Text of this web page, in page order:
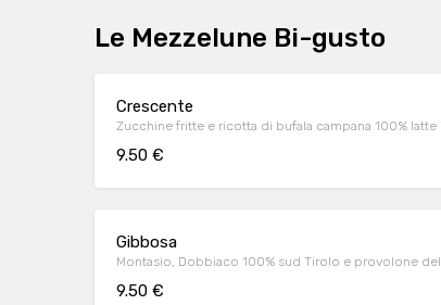
Le Mezzelune Bi-gusto
Crescente
Zucchine fritte e ricotta di bufala campana 100%
9.50 €
Gibbosa
Montasio, Dobbiaco 100% sud Tirolo e provolone
9.50 €